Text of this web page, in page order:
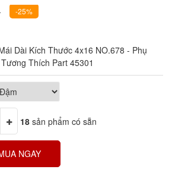
-25%
Dài Kích Thước 4x16 NO.678 - Phụ
Thích Part 45301
18 sản phẩm có sẵn
NGAY